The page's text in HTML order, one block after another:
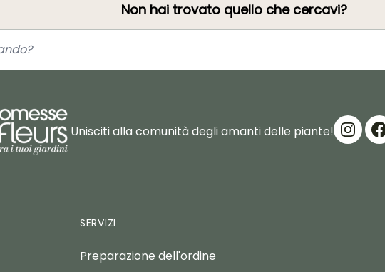
Non hai trovato quello che cercavi?
Unisciti alla comunità degli amanti delle piante!
SERVIZI
Preparazione dell'ordine